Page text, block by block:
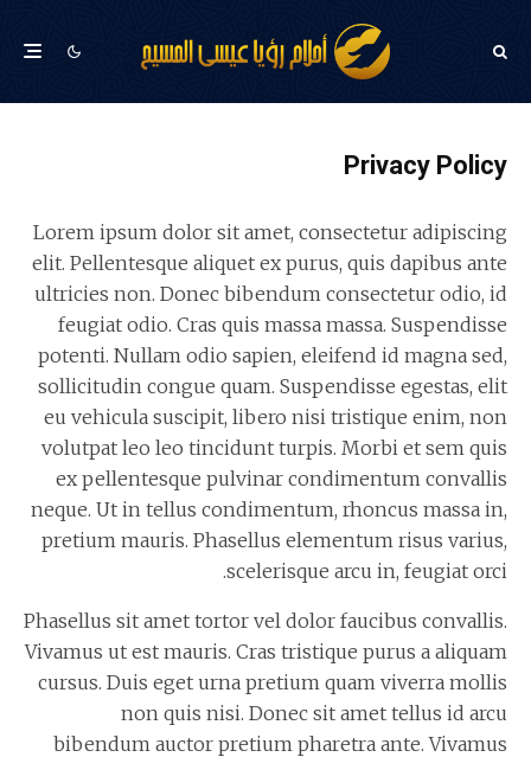
Privacy Policy
Lorem ipsum dolor sit amet, consectetur adipiscing
elit. Pellentesque aliquet ex purus, quis dapibus ante
ultricies non. Donec bibendum consectetur odio, id
feugiat odio. Cras quis massa massa. Suspendisse
potenti. Nullam odio sapien, eleifend id magna sed,
sollicitudin congue quam. Suspendisse egestas, elit
eu vehicula suscipit, libero nisi tristique enim, non
volutpat leo leo tincidunt turpis. Morbi et sem quis
ex pellentesque pulvinar condimentum convallis
neque. Ut in tellus condimentum, rhoncus massa in,
pretium mauris. Phasellus elementum risus varius,
scelerisque arcu in, feugiat orci.
Phasellus sit amet tortor vel dolor faucibus convallis.
Vivamus ut est mauris. Cras tristique purus a aliquam
cursus. Duis eget urna pretium quam viverra mollis
non quis nisi. Donec sit amet tellus id arcu
bibendum auctor pretium pharetra ante. Vivamus